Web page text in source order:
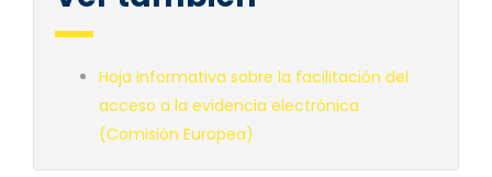
Hoja informativa sobre la facilitación del
acceso a la evidencia electrónica
(Comisión Europea)